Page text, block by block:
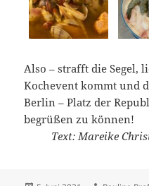
Also – strafft die Segel,
Kochevent kommt und
Berlin – Platz der
begrüßen zu können!
Text: Mareike